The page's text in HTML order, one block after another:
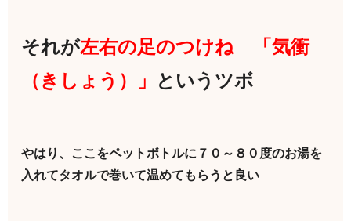
それが左右の足のつけね 「気衝
（きしょう）」 というツボ
やはり、ここをペットボトルに７０～８０度のお湯を
入れてタオルで巻いて温めてもらうと良い